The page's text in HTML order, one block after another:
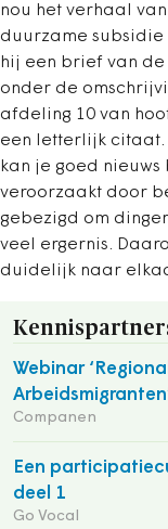
nou het verhaal
duurzame subsidie
hij een brief van
onder de
afdeling 10 van
een letterlijk citaat.
kan je goed
veroorzaakt door
gebezigd om
veel ergernis.
duidelijk naar
Webinar
Companen
Een
deel 1
Go Vocal